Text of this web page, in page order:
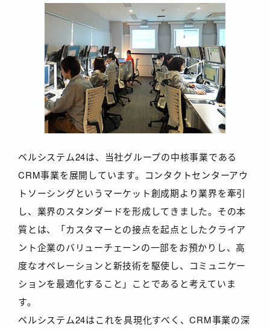
ベルシステム24は、当社グループの中核事業である
CRM事業を展開しています。コンタクトセンターアウ
トソーシングというマーケット創成期より業界を牽引
し、業界のスタンダードを形成してきました。その本
質とは、「カスタマーとの接点を起点としたクライア
ント企業のバリューチェーンの一部をお預かりし、高
度なオペレーションと新技術を駆使し、コミュニケー
ションを最適化すること」ことであると考えていま
す。
ベルシステム24はこれを具現化すべく、CRM事業の深